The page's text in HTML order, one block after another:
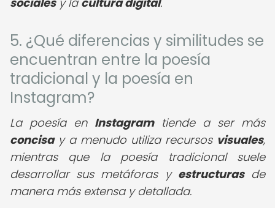
5. ¿Qué diferencias y similitudes se
encuentran entre la poesía
tradicional y la poesía en
Instagram?
La poesía en Instagramtiende a ser más
concisay a menudo utiliza recursos visuales,
mientras que la poesía tradicional suele
desarrollar sus metáforas y estructurasde
manera más extensa y detallada.